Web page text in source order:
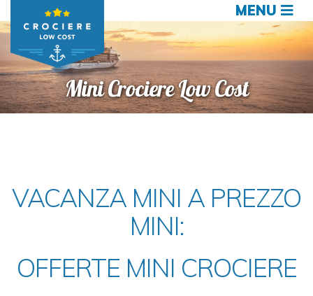
MENU
Mini Crociere Low Cost
VACANZA MINI A PREZZO
MINI:
OFFERTE MINI CROCIERE